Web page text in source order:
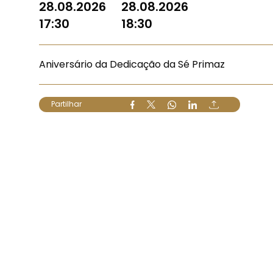
28.08.2026
17:30
28.08.2026
18:30
Aniversário da Dedicação da Sé Primaz
Partilhar